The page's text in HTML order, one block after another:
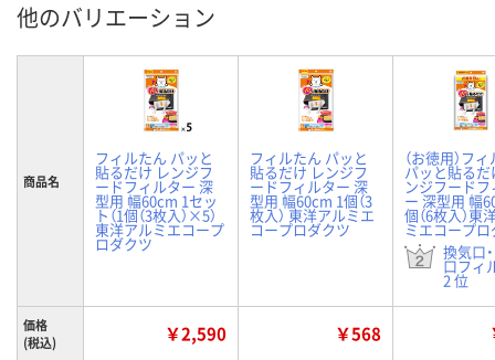
他のバリエーション
商品名
フィルたん パッと
貼るだけ レンジフ
ードフィルター 深
型用 幅60cm 1セッ
ト（1個（3枚入）×5）
東洋アルミエコープ
ロダクツ
フィルたん パッと
貼るだけ レンジフ
ードフィルター 深
型用 幅60cm 1個（3
枚入） 東洋アルミエ
コープロダクツ
（お徳用）フ
パッと貼るだ
ンジフード
ー 深型用 幅
個（6枚入）東
ミエコープ
換気口
口フィ
2 位
価格
(税込)
￥2,590 ￥568